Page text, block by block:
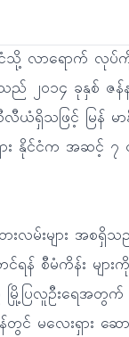
နိုင်ငံသို့ လာရောက်
သည် ၂၀၁၄ ခုနှစ် ဇ
ရှိသဖြင့် မြန် မ
ရှား နိုင်ငံက အဆင့်
ားလမ်းများ အစရှိ
ရန် စီမံကိန်း မျာ
ြလူဦးရေအတွက် အိ
င် မလေးရှား ဆေ